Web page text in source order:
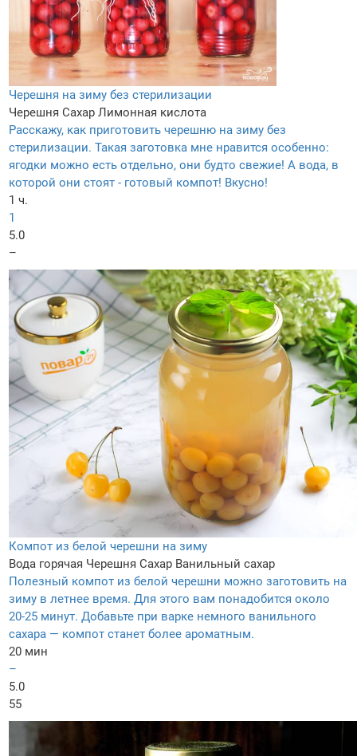
Черешня на зиму без стерилизации
Черешня Сахар Лимонная кислота
Расскажу, как приготовить черешню на зиму без
стерилизации. Такая заготовка мне нравится особенно:
ягодки можно есть отдельно, они будто свежие! А вода, в
которой они стоят - готовый компот! Вкусно!
1 ч.
1
5.0
–
Компот из белой черешни на зиму
Вода горячая Черешня Сахар Ванильный сахар
Полезный компот из белой черешни можно заготовить на
зиму в летнее время. Для этого вам понадобится около
20-25 минут. Добавьте при варке немного ванильного
сахара — компот станет более ароматным.
20 мин
–
5.0
55